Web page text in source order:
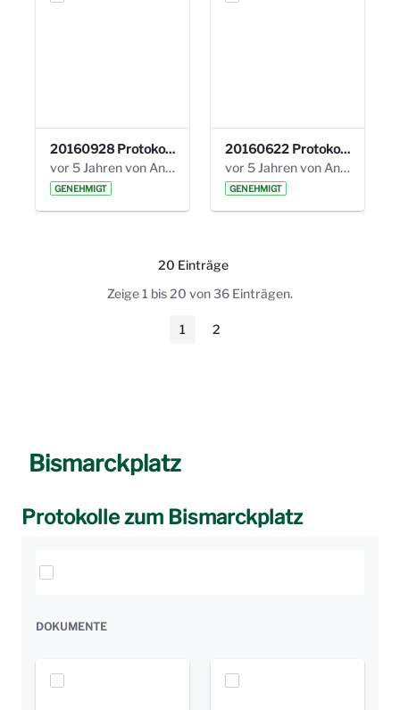
20160928 Protokoll 17. Steuerungskreis.pdf
vor 5 Jahren von Anni Schlumberger
GENEHMIGT
20160622 Protokoll 16. Steuerungskreis.pdf
vor 5 Jahren von Anni Schlumberger
GENEHMIGT
20 Einträge
Pro Seite
Zeige 1 bis 20 von 36 Einträgen.
Seite
1 Seite
2
Bismarckplatz
Protokolle zum Bismarckplatz
Elemente auswählen
DOKUMENTE